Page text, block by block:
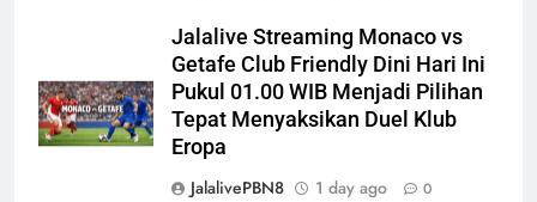
Jalalive Streaming Monaco vs
Getafe Club Friendly Dini Hari Ini
Pukul 01.00 WIB Menjadi Pilihan
Tepat Menyaksikan Duel Klub
Eropa
JalalivePBN8
1 day ago 0